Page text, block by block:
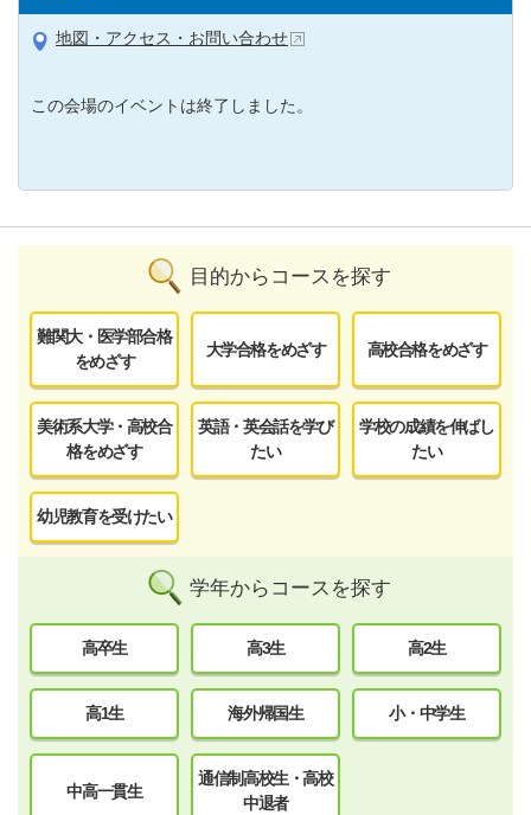
地図・アクセス・お問い合わせ
この会場のイベントは終了しました。
目的からコースを探す
難関大・医学部合格
をめざす
大学合格をめざす 高校合格をめざす
美術系大学・高校合
格をめざす
英語・英会話を学び
たい
学校の成績を伸ばし
たい
幼児教育を受けたい
学年からコースを探す
高卒生 高3生 高2生
高1生 海外帰国生 小・中学生
中高一貫生
通信制高校生・高校
中退者